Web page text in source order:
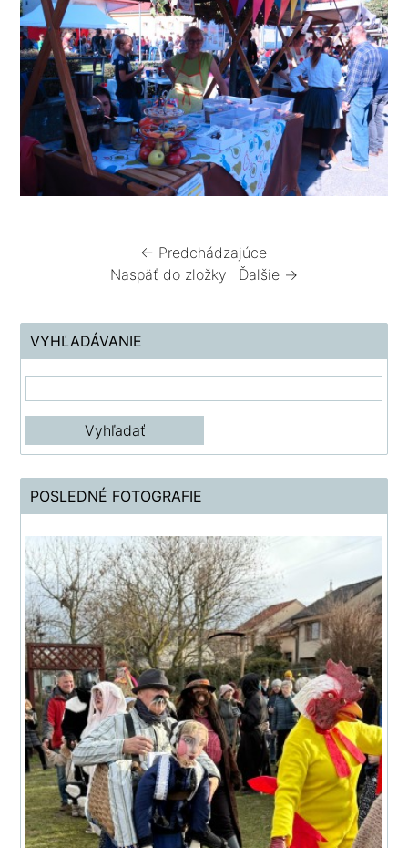
← Predchádzajúce
Naspäť do zložky
Ďalšie →
VYHĽADÁVANIE
POSLEDNÉ FOTOGRAFIE